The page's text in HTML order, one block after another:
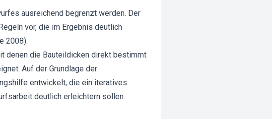
ausreichend begrenzt werden. Der
vor, die im Ergebnis deutlich
2008).
denen die Bauteildicken direkt bestimmt
Auf der Grundlage der
entwickelt, die ein iteratives
deutlich erleichtern sollen.